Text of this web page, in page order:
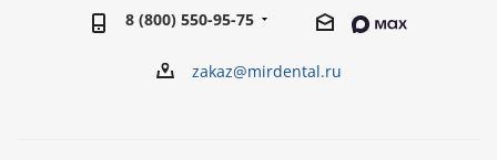
8 (800) 550-95-75
zakaz@mirdental.ru